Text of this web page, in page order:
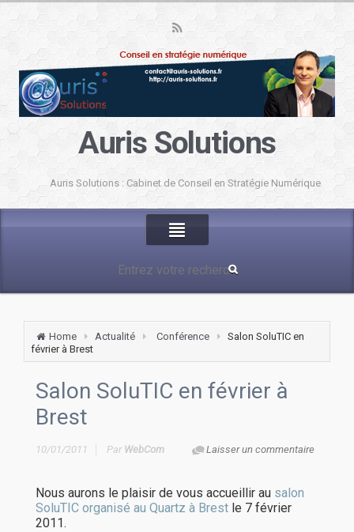
Auris Solutions
Auris Solutions : Cabinet de Conseil en Stratégie Numérique
Home Actualité Conférence
Salon SoluTIC en
février à Brest
Salon SoluTIC en février à
Brest
10/01/2011 Laisser un commentaire
Par WebCom
Nous aurons le plaisir de vous accueillir au salon
SoluTIC organisé au Quartz à Brest le 7 février
2011.